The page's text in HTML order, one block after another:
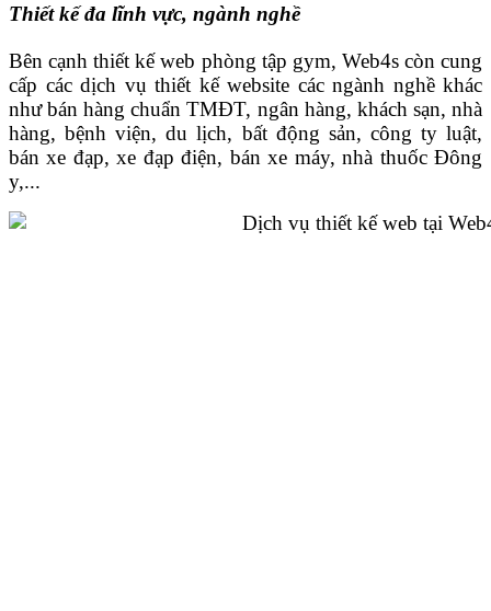
Thiết kế đa lĩnh vực, ngành nghề
Bên cạnh thiết kế web phòng tập gym, Web4s còn cung
cấp các dịch vụ thiết kế website các ngành nghề khác
như bán hàng chuẩn TMĐT, ngân hàng, khách sạn, nhà
hàng, bệnh viện, du lịch, bất động sản, công ty luật,
bán xe đạp, xe đạp điện, bán xe máy, nhà thuốc Đông
y,...